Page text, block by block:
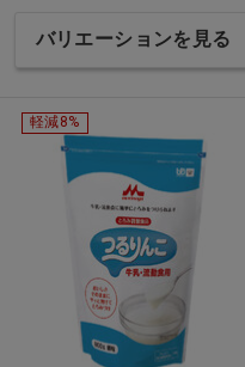
バリエーションを見る
軽減8%